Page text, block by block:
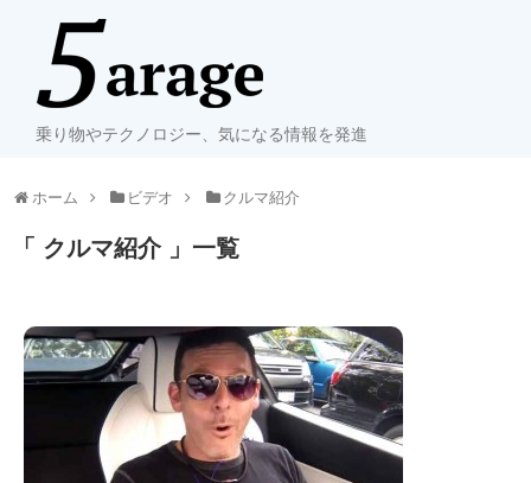
乗り物やテクノロジー、気になる情報を発進
ホーム ビデオ クルマ紹介
「 クルマ紹介 」一覧